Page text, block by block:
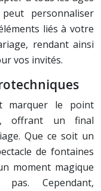
personnaliser
liés à votre
rendant ainsi
vos invités.
marquer le point
offrant un final
Que ce soit un
de fontaines
moment magique
Cependant,